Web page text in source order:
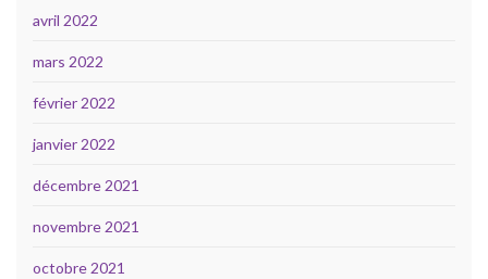
avril 2022
mars 2022
février 2022
janvier 2022
décembre 2021
novembre 2021
octobre 2021